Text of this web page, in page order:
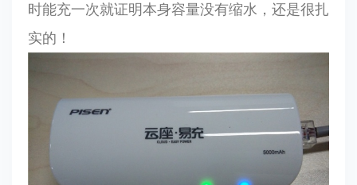
时能充一次就证明本身容量没有缩水，还是很扎
实的！